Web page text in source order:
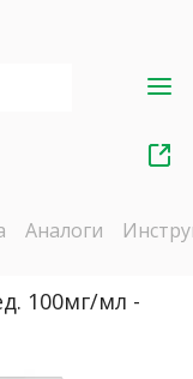
Аналоги
100мг/мл -